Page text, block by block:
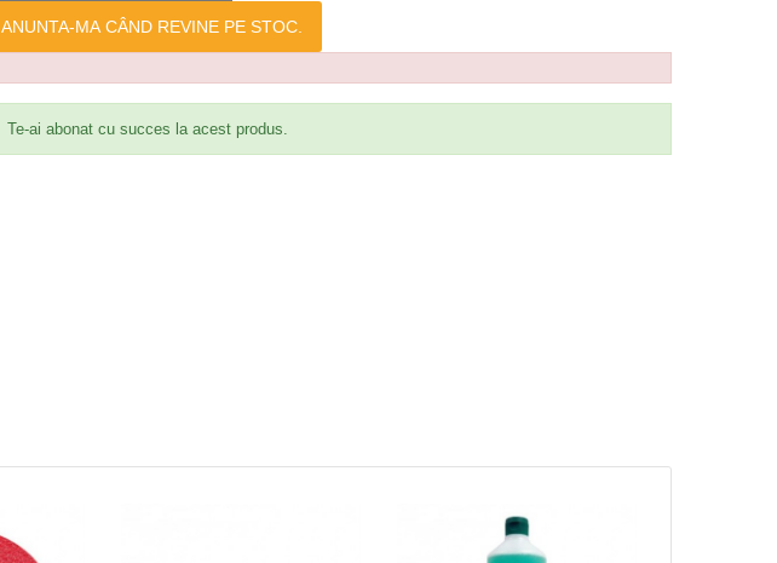
ANUNTA-MA CÂND REVINE PE STOC.
Te-ai abonat cu succes la acest produs.